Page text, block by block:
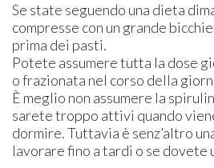
Se state seguendo una dieta
compresse con un grande
prima dei pasti.
Potete assumere tutta la dose
o frazionata nel corso della
È meglio non assumere la
sarete troppo attivi quando
dormire. Tuttavia è senz’altro
lavorare fino a tardi o se dovete